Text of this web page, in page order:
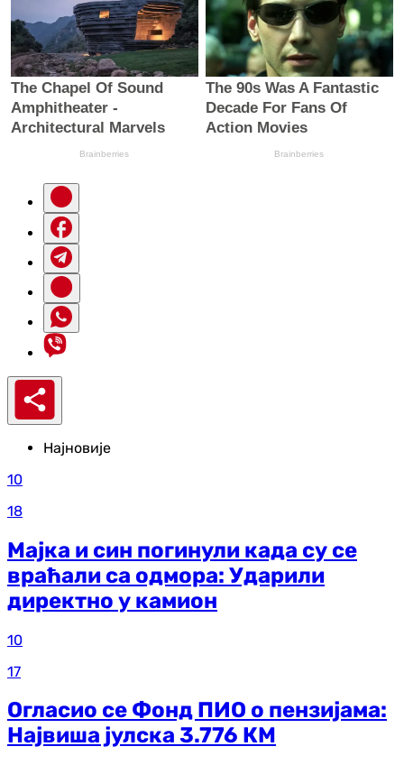
Најновије
10
18
Мајка и син погинули када су се
враћали са одмора: Ударили
директно у камион
10
17
Огласио се Фонд ПИО о пензијама:
Највиша јулска 3.776 КМ